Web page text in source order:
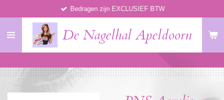
naar
hoofdinhoud
De Nagelhal Apeldoorn
Bedragen zijn EXCLUSIEF BTW